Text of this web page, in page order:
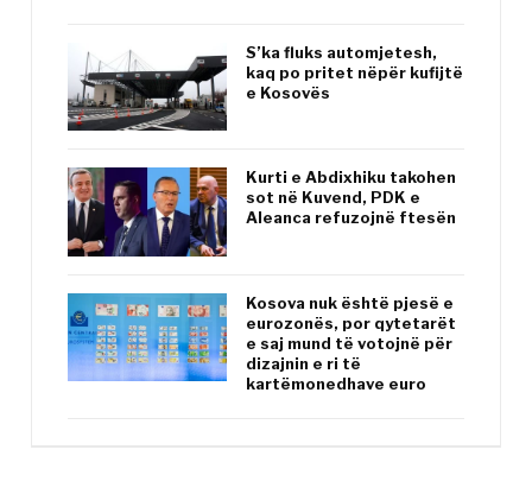
S’ka fluks automjetesh,
kaq po pritet nëpër kufijtë
e Kosovës
Kurti e Abdixhiku takohen
sot në Kuvend, PDK e
Aleanca refuzojnë ftesën
Kosova nuk është pjesë e
eurozonës, por qytetarët
e saj mund të votojnë për
dizajnin e ri të
kartëmonedhave euro